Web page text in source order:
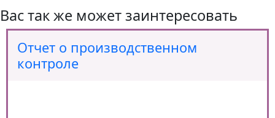
Вас так же может заинтересовать
Отчет о производственном
контроле